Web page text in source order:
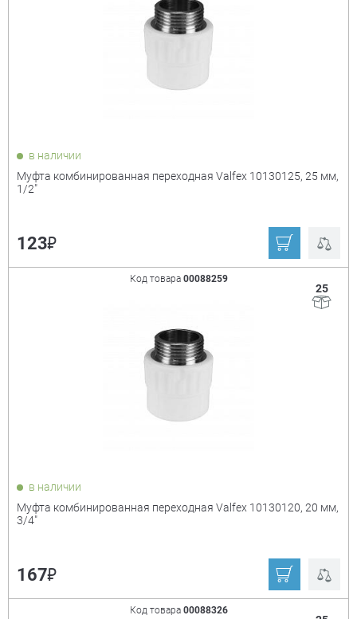
в наличии
Муфта комбинированная переходная Valfex 10130125, 25 мм,
1/2"
123₽
Код товара 00088259
25
в наличии
Муфта комбинированная переходная Valfex 10130120, 20 мм,
3/4"
167₽
Код товара 00088326